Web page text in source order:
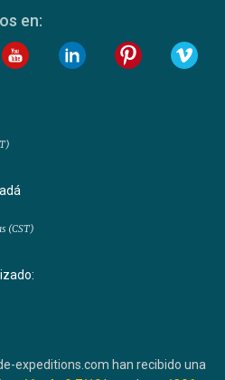
en:
(CST)
expeditions.com han recibido una